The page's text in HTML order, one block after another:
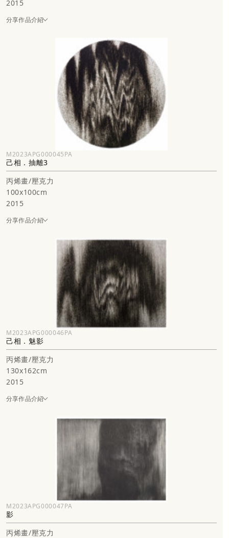
2015
分享作品介紹
M2023APG000045PA
己相．抽離3
丙烯畫/壓克力
100x100cm
2015
分享作品介紹
M2023APG000046PA
己相．魅影
丙烯畫/壓克力
130x162cm
2015
分享作品介紹
M2023APG000047PA
影
丙烯畫/壓克力